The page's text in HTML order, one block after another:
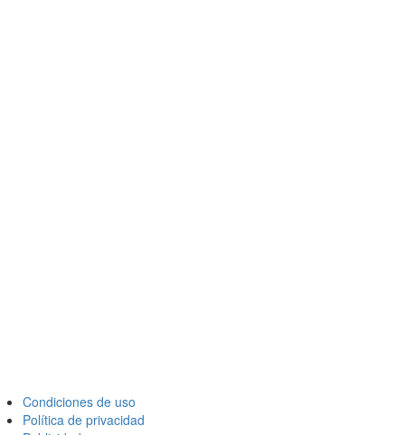
Condiciones de uso
Política de privacidad